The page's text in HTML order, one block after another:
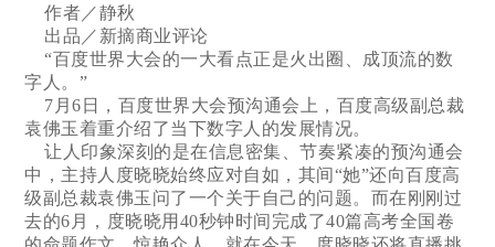
作者／静秋
出品／新摘商业评论
“百度世界大会的一大看点正是火出圈、成顶流的数
字人。”
7月6日，百度世界大会预沟通会上，百度高级副总裁
袁佛玉着重介绍了当下数字人的发展情况。
让人印象深刻的是在信息密集、节奏紧凑的预沟通会
中，主持人度晓晓始终应对自如，其间“她”还向百度高
级副总裁袁佛玉问了一个关于自己的问题。而在刚刚过
去的6月，度晓晓用40秒钟时间完成了40篇高考全国卷